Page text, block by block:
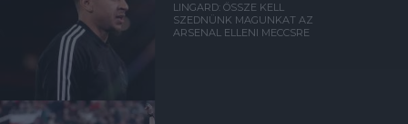
LINGARD: ÖSSZE KELL
SZEDNÜNK MAGUNKAT AZ
ARSENAL ELLENI MECCSRE